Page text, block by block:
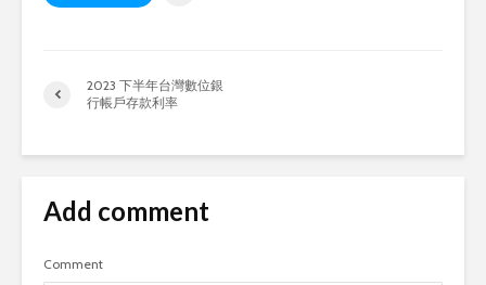
2023 下半年台灣數位銀
行帳戶存款利率
Add comment
Comment